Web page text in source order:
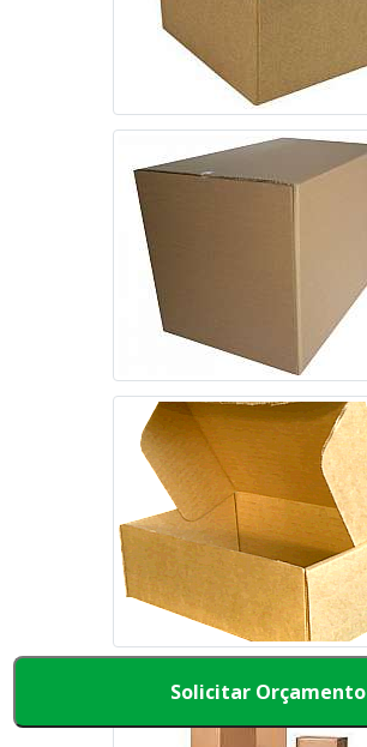
Solicitar Orçamento